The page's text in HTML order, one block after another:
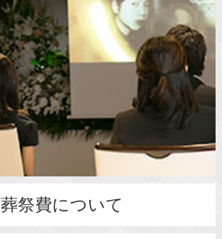
葬祭費について